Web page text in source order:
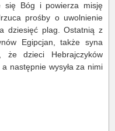
się Bóg i powierza misję
prośby o uwolnienie
dziesięć plag. Ostatnią z
Egipcjan, także syna
że dzieci Hebrajczyków
następnie wysyła za nimi